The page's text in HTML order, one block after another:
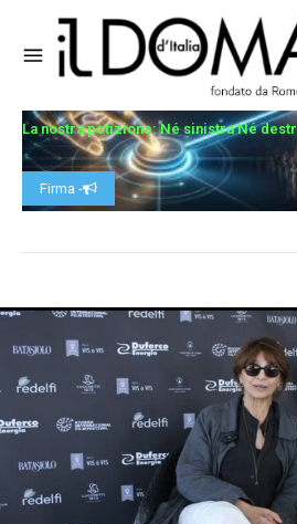
La nostra petizione: Né sinistra Né
Firma -